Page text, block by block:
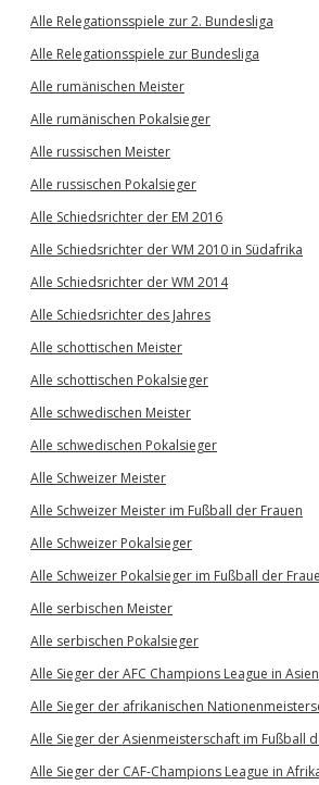
Alle Relegationsspiele zur 2. Bundesliga
Alle Relegationsspiele zur Bundesliga
Alle rumänischen Meister
Alle rumänischen Pokalsieger
Alle russischen Meister
Alle russischen Pokalsieger
Alle Schiedsrichter der EM 2016
Alle Schiedsrichter der WM 2010 in Südafrika
Alle Schiedsrichter der WM 2014
Alle Schiedsrichter des Jahres
Alle schottischen Meister
Alle schottischen Pokalsieger
Alle schwedischen Meister
Alle schwedischen Pokalsieger
Alle Schweizer Meister
Alle Schweizer Meister im Fußball der Frauen
Alle Schweizer Pokalsieger
Alle Schweizer Pokalsieger im Fußball der
Alle serbischen Meister
Alle serbischen Pokalsieger
Alle Sieger der AFC Champions League in Asien
Alle Sieger der afrikanischen
Alle Sieger der Asienmeisterschaft im Fußball
Alle Sieger der CAF-Champions League in